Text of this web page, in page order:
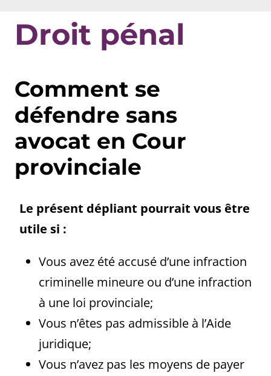
Droit pénal
Comment se
défendre sans
avocat en Cour
provinciale
Le présent dépliant pourrait vous être
utile si :
Vous avez été accusé d’une infraction
criminelle mineure ou d’une infraction
à une loi provinciale;
Vous n’êtes pas admissible à l’Aide
juridique;
Vous n’avez pas les moyens de payer